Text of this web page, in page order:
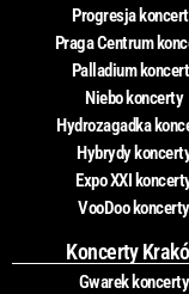
Progresja
Praga Centrum
Palladium
Niebo koncerty
Hydrozagadka
Hybrydy
Expo XXI
VooDoo koncerty
Koncerty
Gwarek koncerty